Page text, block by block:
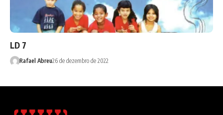
LD 7
Rafael Abreu26 de dezembro de 2022